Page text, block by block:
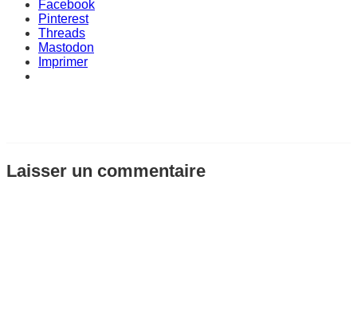
Facebook
Pinterest
Threads
Mastodon
Imprimer
Laisser un commentaire